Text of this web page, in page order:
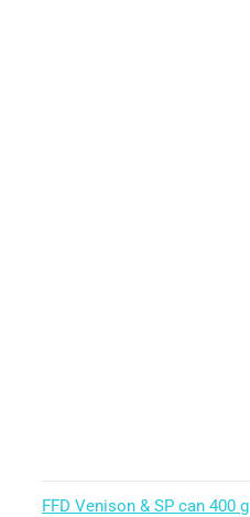
FFD Venison & SP can 400 g